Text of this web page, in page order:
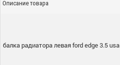
Описание товара
балка радиатора левая ford edge 3.5 usa